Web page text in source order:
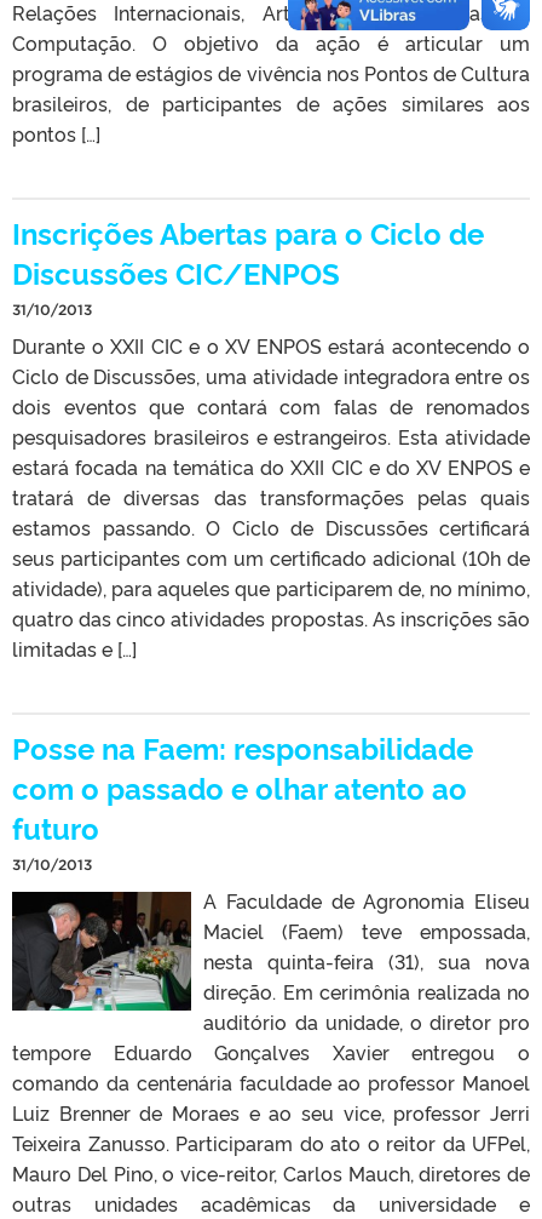
Relações Internacionais, Artes Visuais, Ciências da
Computação. O objetivo da ação é articular um
programa de estágios de vivência nos Pontos de Cultura
brasileiros, de participantes de ações similares aos
pontos […]
Inscrições Abertas para o Ciclo de
Discussões CIC/ENPOS
31/10/2013
Durante o XXII CIC e o XV ENPOS estará acontecendo o
Ciclo de Discussões, uma atividade integradora entre os
dois eventos que contará com falas de renomados
pesquisadores brasileiros e estrangeiros. Esta atividade
estará focada na temática do XXII CIC e do XV ENPOS e
tratará de diversas das transformações pelas quais
estamos passando. O Ciclo de Discussões certificará
seus participantes com um certificado adicional (10h de
atividade), para aqueles que participarem de, no mínimo,
quatro das cinco atividades propostas. As inscrições são
limitadas e […]
Posse na Faem: responsabilidade
com o passado e olhar atento ao
futuro
31/10/2013
A Faculdade de Agronomia Eliseu
Maciel (Faem) teve empossada,
nesta quinta-feira (31), sua nova
direção. Em cerimônia realizada no
auditório da unidade, o diretor pro
tempore Eduardo Gonçalves Xavier entregou o
comando da centenária faculdade ao professor Manoel
Luiz Brenner de Moraes e ao seu vice, professor Jerri
Teixeira Zanusso. Participaram do ato o reitor da UFPel,
Mauro Del Pino, o vice-reitor, Carlos Mauch, diretores de
outras unidades acadêmicas da universidade e